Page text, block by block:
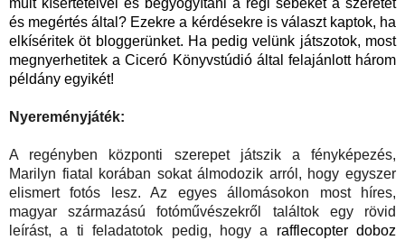
múlt kísérteteivel és begyógyítani a régi sebeket a szeretet
és megértés által? Ezekre a kérdésekre is választ kaptok, ha
elkíséritek öt bloggerünket. Ha pedig velünk játszotok, most
megnyerhetitek a Ciceró Könyvstúdió által felajánlott három
példány egyikét!
Nyereményjáték:
A regényben központi szerepet játszik a fényképezés,
Marilyn fiatal korában sokat álmodozik arról, hogy egyszer
elismert fotós lesz. Az egyes állomásokon most híres,
magyar származású fotóművészekről találtok egy rövid
leírást, a ti feladatotok pedig, hogy a rafflecopter doboz